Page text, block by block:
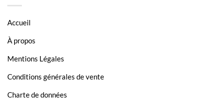
Accueil
À propos
Mentions Légales
Conditions générales de vente
Charte de données